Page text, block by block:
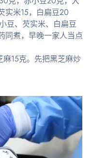
实米15，白扁豆20
豆、芡实米、白扁豆
同煮，早晚一家人当点
麻15克。先把黑芝麻炒